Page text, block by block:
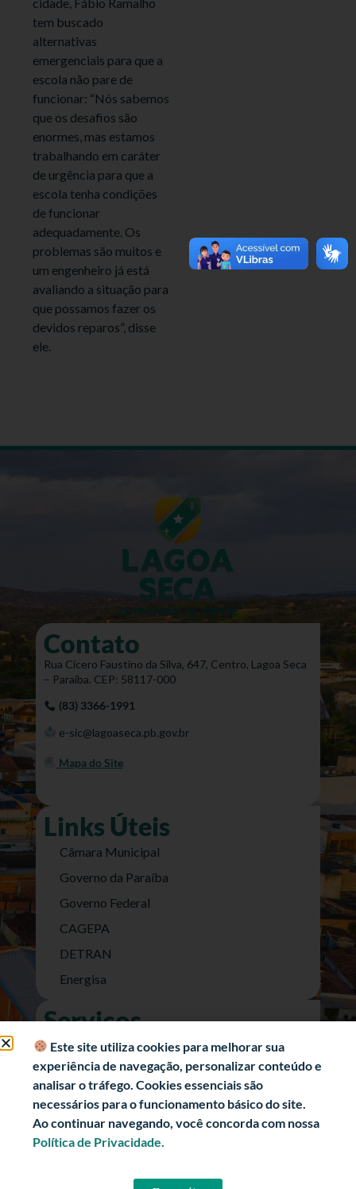
cidade, Fábio Ramalho
tem buscado
alternativas
emergenciais para que a
escola não pare de
funcionar: “Nós sabemos
que os desafios são
enormes, mas estamos
trabalhando em caráter
de urgência para que a
escola tenha condições
de funcionar
adequadamente. Os
problemas são muitos e
um engenheiro já está
avaliando a situação para
que possamos fazer os
devidos reparos”, disse
ele.
Contato
Rua Cícero Faustino da Silva, 647, Centro, Lagoa Seca
– Paraíba. CEP: 58117-000
(83) 3366-1991
e-sic@lagoaseca.pb.gov.br
Mapa do Site
Links Úteis
Câmara Municipal
Governo da Paraíba
Governo Federal
CAGEPA
DETRAN
Energisa
Serviços
Nota Fiscal Eletrônica
e-SIC (Acesso a Informação)
Transparência Fiscal
História
Informações Turísticas
Este site utiliza cookies para melhorar sua
experiência de navegação, personalizar conteúdo e
analisar o tráfego. Cookies essenciais são
necessários para o funcionamento básico do site.
Ao continuar navegando, você concorda com nossa
Política de Privacidade.